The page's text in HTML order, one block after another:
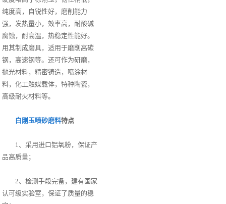
纯度高，自锐性好，磨削能力
强，发热量小，效率高，耐酸碱
腐蚀，耐高温，热稳定性能好。
用其制成磨具，适用于磨削高碳
钢，高速钢等。还可作为研磨，
抛光材料，精密铸造，喷涂材
料，化工触媒载体，特种陶瓷，
高级耐火材料等。
白刚玉喷砂磨料特点
1、采用进口铝氧粉，保证产
品高质量；
2、检测手段完备，建有国家
认可级实验室，保证了质量的稳